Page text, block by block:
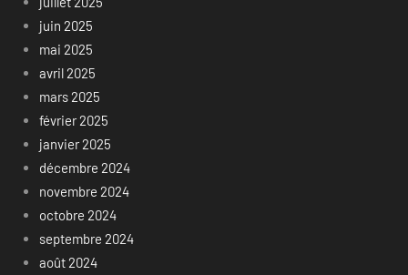
juin 2025
mai 2025
avril 2025
mars 2025
février 2025
janvier 2025
décembre 2024
novembre 2024
octobre 2024
septembre 2024
août 2024